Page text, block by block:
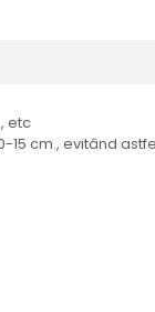
etc
cm., evitând